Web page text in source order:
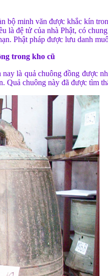
minh văn được khắc kín
đệ tử của nhà Phật, có
Phật pháp được lưu danh
trong kho cũ
là quả chuông đồng được
Quả chuông này đã được tìm